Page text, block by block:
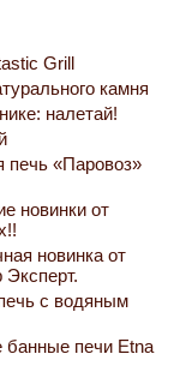
Grill
камня
налетай!
печь «Паровоз»
новинки от
новинка от
с водяным
банные печи Etna